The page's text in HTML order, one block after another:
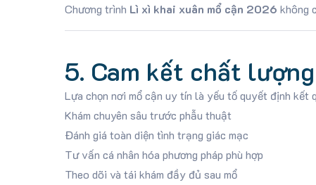
Chương trình Lì xì khai xuân mổ cận 2026 không
5. Cam kết chất
Lựa chọn nơi mổ cận uy tín là yếu tố quyết định kết
Khám chuyên sâu trước phẫu thuật
Đánh giá toàn diện tình trạng giác mạc
Tư vấn cá nhân hóa phương pháp phù hợp
Theo dõi và tái khám đầy đủ sau mổ